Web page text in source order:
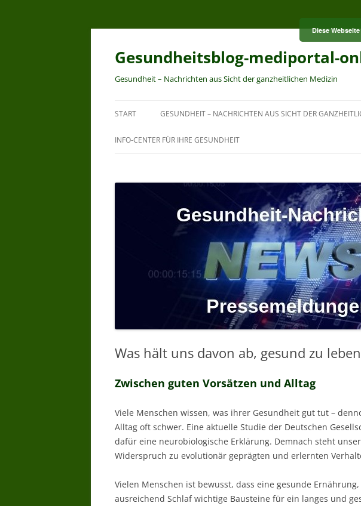
Zum
Gesundheitsblog-mediportal-
Gesundheit – Nachrichten aus Sicht der ganzheitlichen Medizin
START GESUNDHEIT – NACHRICHTEN AUS SICHT DER
INFO-CENTER FÜR IHRE GESUNDHEIT
Was hält uns davon ab, gesund zu
Zwischen guten Vorsätzen und Alltag
Viele Menschen wissen, was ihrer Gesundheit gut tut –
Alltag oft schwer. Eine aktuelle Studie der Deutschen
dafür eine neurobiologische Erklärung. Demnach steht
Widerspruch zu evolutionär geprägten und erlernten
Vielen Menschen ist bewusst, dass eine gesunde
ausreichend Schlaf wichtige Bausteine für ein langes und
Diese